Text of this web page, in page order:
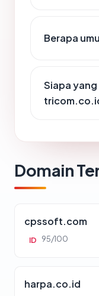
Berapa
Siapa
Domain
cpssoft.com
ID 95/100
harpa.co.id